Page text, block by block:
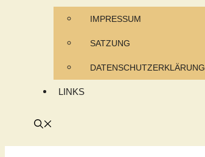
IMPRESSUM
SATZUNG
DATENSCHUTZERKLÄRUNG
LINKS